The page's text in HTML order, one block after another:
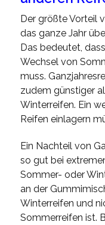
Der größte Vorteil
das ganze Jahr
Das bedeutet,
Wechsel von
muss.
zudem günstiger
Winterreifen. Ein
Reifen einlagern
Ein Nachteil von
so gut bei
Sommer- oder
an der
Winterreifen und
Sommerreifen ist.